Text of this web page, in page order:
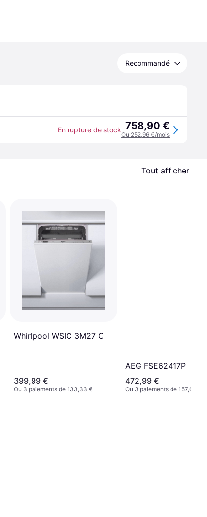
Recommandé
En rupture de stock 758,90 €
Ou 252,96 €/mois
Tout afficher
Whirlpool WSIC 3M27 C
399,99 €
Ou 3 paiements de 133,33 €
AEG FSE62417P
472,99 €
Ou 3 paiements de 157,66 €